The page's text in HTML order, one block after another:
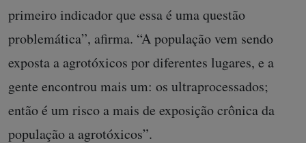
primeiro indicador que essa é uma questão
problemática”, afirma. “A população vem sendo
exposta a agrotóxicos por diferentes lugares, e a
gente encontrou mais um: os ultraprocessados;
então é um risco a mais de exposição crônica da
população a agrotóxicos”.